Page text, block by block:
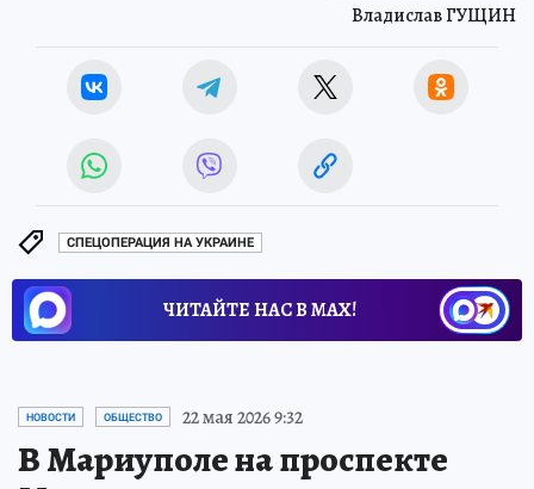
Владислав ГУЩИН
СПЕЦОПЕРАЦИЯ НА УКРАИНЕ
ЧИТАЙТЕ НАС В МАХ!
НОВОСТИ ОБЩЕСТВО 22 мая 2026 9:32
В Мариуполе на проспекте